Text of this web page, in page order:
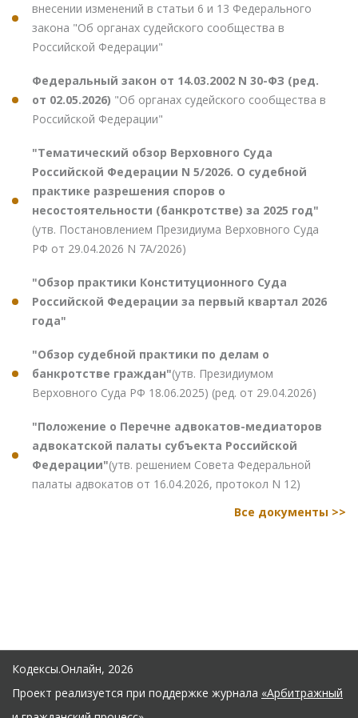
внесении изменений в статьи 6 и 13 Федерального
закона "Об органах судейского сообщества в
Российской Федерации"
Федеральный закон от 14.03.2002 N 30-ФЗ (ред.
от 02.05.2026) "Об органах судейского сообщества в
Российской Федерации"
"Тематический обзор Верховного Суда
Российской Федерации N 5/2026. О судебной
практике разрешения споров о
несостоятельности (банкротстве) за 2025 год"
(утв. Постановлением Президиума Верховного Суда
РФ от 29.04.2026 N 7А/2026)
"Обзор практики Конституционного Суда
Российской Федерации за первый квартал 2026
года"
"Обзор судебной практики по делам о
банкротстве граждан"(утв. Президиумом
Верховного Суда РФ 18.06.2025) (ред. от 29.04.2026)
"Положение о Перечне адвокатов-медиаторов
адвокатской палаты субъекта Российской
Федерации"(утв. решением Совета Федеральной
палаты адвокатов от 16.04.2026, протокол N 12)
Все документы >>
Кодексы.Онлайн, 2026
Проект реализуется при поддержке журнала «Арбитражный